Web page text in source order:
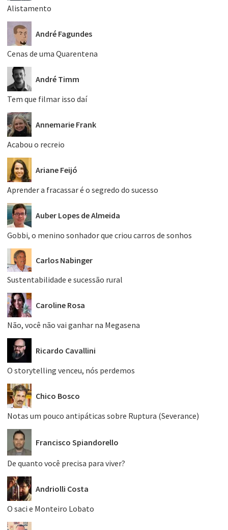
Alistamento
André Fagundes
Cenas de uma Quarentena
André Timm
Tem que filmar isso daí
Annemarie Frank
Acabou o recreio
Ariane Feijó
Aprender a fracassar é o segredo do sucesso
Auber Lopes de Almeida
Gobbi, o menino sonhador que criou carros de sonhos
Carlos Nabinger
Sustentabilidade e sucessão rural
Caroline Rosa
Não, você não vai ganhar na Megasena
Ricardo Cavallini
O storytelling venceu, nós perdemos
Chico Bosco
Notas um pouco antipáticas sobre Ruptura (Severance)
Francisco Spiandorello
De quanto você precisa para viver?
Andriolli Costa
O saci e Monteiro Lobato